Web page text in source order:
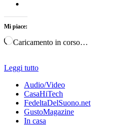
Mi piace:
Caricamento in corso…
Leggi tutto
Audio/Video
CasaHiTech
FedeltaDelSuono.net
GustoMagazine
In casa